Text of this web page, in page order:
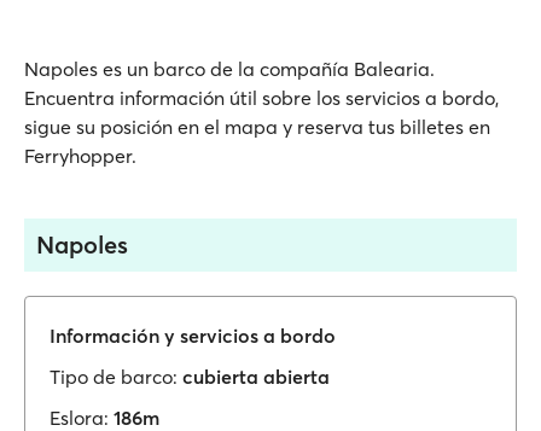
Napoles es un barco de la compañía Balearia.
Encuentra información útil sobre los servicios a bordo,
sigue su posición en el mapa y reserva tus billetes en
Ferryhopper.
Napoles
Información y servicios a bordo
Tipo de barco: cubierta abierta
Eslora: 186m